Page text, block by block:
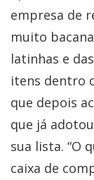
empresa de
muito
latinhas e
itens dentro
que depois
que já
sua lista. “O
caixa de